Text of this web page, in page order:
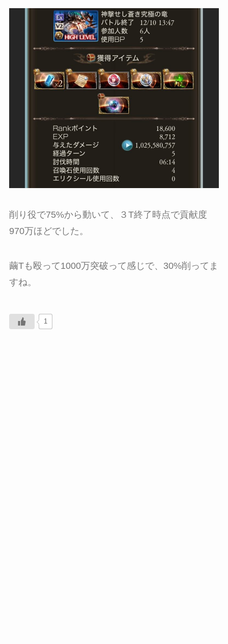
削り役で75%から動いて、３T終了時点で貢献度
970万ほどでした。
繭Tも殴って1000万突破って感じで、30%削ってま
すね。
1